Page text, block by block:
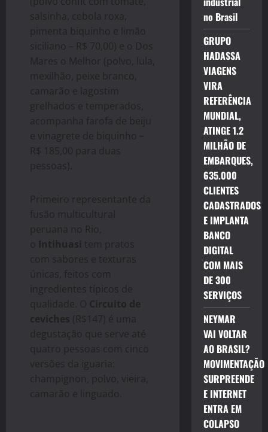
salsinha, cebola roxa,
pimenta biquinho e limão
siciliano – R$ 70,00) e o Dos
Mares o Melhor (polvo, lula,
mexilhão, peixe branco,
camarão e lagostim
grelhados e temperados,
acompanha farofa de beiju
e vinagrete de biquinho –
R$ 185,00 para duas
pessoas).
Primeiro representante da
fusão multicultural
peruana no Rio,
o Intihuasi tem pratos
com sabores e texturas
únicas, feitos com
ingredientes típicos de
qualidade. O Circuito de
ceviches (R$147) é uma
degustação que serve até
quatro pessoas com cinco
versões da iguaria:
champignon, polvo, vieira,
camarão e linguado.
no Brasil
GRUPO
HADASSA
VIAGENS
VIRA
REFERÊNCIA
MUNDIAL,
ATINGE 1.2
MILHÃO DE
EMBARQUES,
635.000
CLIENTES
CADASTRADOS
E IMPLANTA
BANCO
DIGITAL
COM MAIS
DE 300
SERVIÇOS
NEYMAR
VAI VOLTAR
AO BRASIL?
MOVIMENTAÇÃO
SURPREENDE
E INTERNET
ENTRA EM
COLAPSO